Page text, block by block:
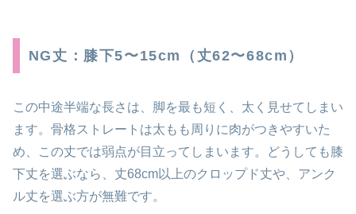
NG丈：膝下5〜15cm（丈62〜68cm）
この中途半端な長さは、脚を最も短く、太く見せてしまい
ます。骨格ストレートは太もも周りに肉がつきやすいた
め、この丈では弱点が目立ってしまいます。どうしても膝
下丈を選ぶなら、丈68cm以上のクロップド丈や、アンク
ル丈を選ぶ方が無難です。